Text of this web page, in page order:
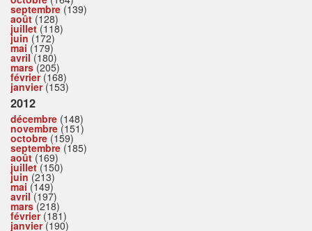
septembre (139)
août (128)
juillet(118)
juin (172)
mai (179)
avril(180)
mars(205)
février(168)
janvier(153)
2012
décembre (148)
novembre (151)
octobre (159)
septembre (185)
août (169)
juillet(150)
juin (213)
mai (149)
avril(197)
mars(218)
février(181)
janvier(190)